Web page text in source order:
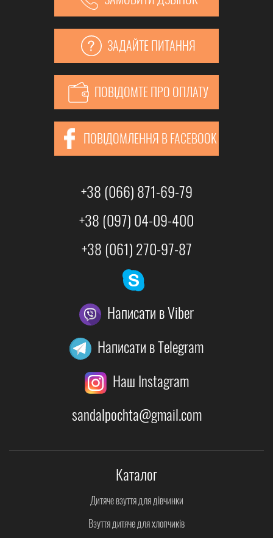
ЗАДАЙТЕ ПИТАННЯ
ПОВІДОМТЕ ПРО ОПЛАТУ
ПОВІДОМЛЕННЯ В FACEBOOK
+38 (066) 871-69-79
+38 (097) 04-09-400
+38 (061) 270-97-87
Написати в Viber
Написати в Telegram
Наш Instagram
sandalpochta@gmail.com
Каталог
Дитяче взуття для дівчинки
Взуття дитяче для хлопчиків